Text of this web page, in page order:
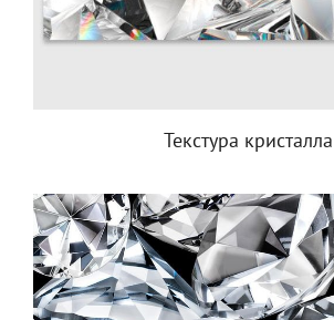
Текстура кристалла